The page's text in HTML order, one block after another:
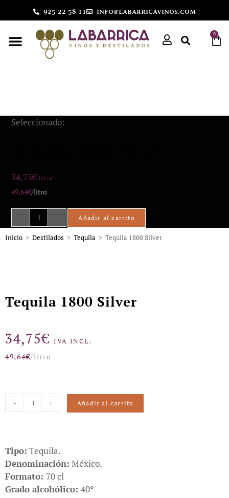
925 22 58 11 info@labarricavinos.com
0
Seleccionado:
34,75€ IVA incl.
49,64€/litro
- + Añadir al carrito
Inicio > Destilados > Tequila > Tequila 1800 Silver
Tequila 1800 Silver
34,75€ IVA INCL.
49,64€/litro
- + Añadir al carrito
Tipo: Tequila.
Denominación: México.
Formato: 70 cl
Grado alcohólico: 40º